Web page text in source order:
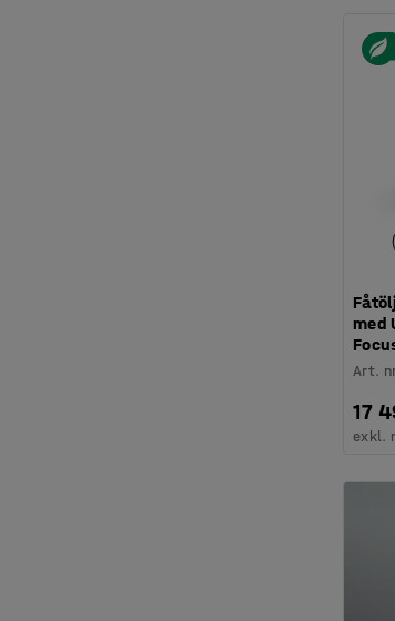
med
Art.
17
exkl.